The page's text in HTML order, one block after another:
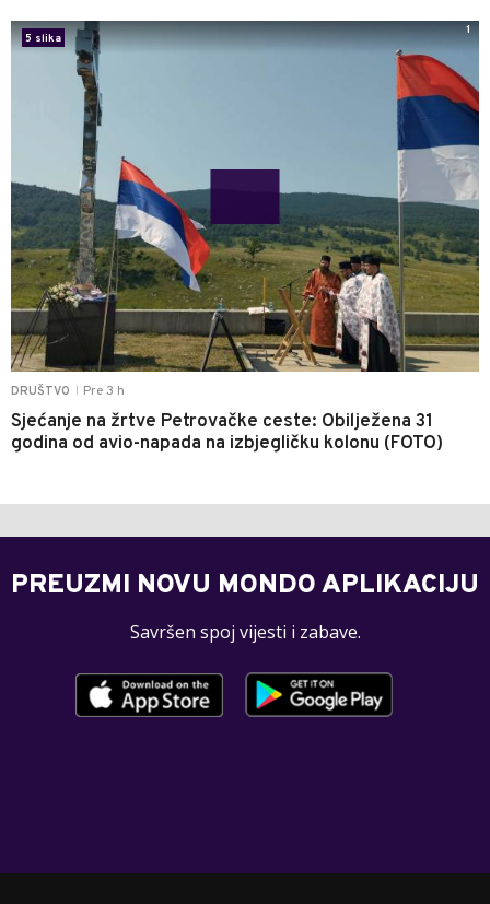
DRUŠTVO Pre 3 h
Sjećanje na žrtve Petrovačke ceste: Obilježena 31
godina od avio-napada na izbjegličku kolonu (FOTO)
5 slika
1
PREUZMI NOVU MONDO APLIKACIJU
Savršen spoj vijesti i zabave.